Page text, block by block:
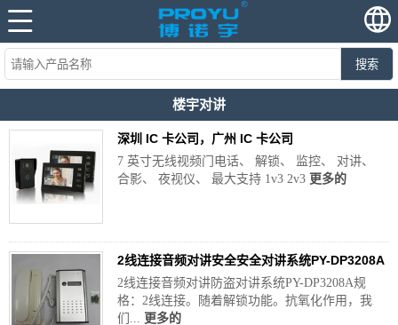
搜索
楼宇对讲
深圳 IC 卡公司，广州 IC 卡公司
7 英寸无线视频门电话、 解锁、 监控、 对讲、
合影、 夜视仪、 最大支持 1v3 2v3 更多的
2线连接音频对讲安全安全对讲系统PY-DP3208A
2线连接音频对讲防盗对讲系统PY-DP3208A规
格：2线连接。随着解锁功能。抗氧化作用，我
们... 更多的